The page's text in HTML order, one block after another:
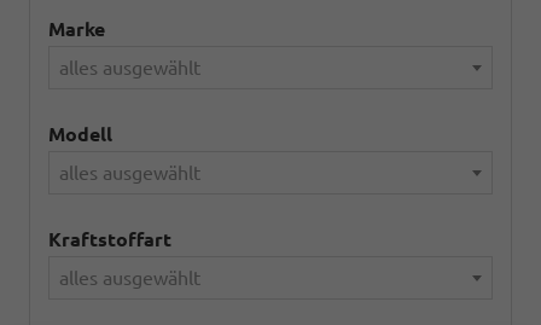
Marke
alles ausgewählt
Modell
alles ausgewählt
Kraftstoffart
alles ausgewählt